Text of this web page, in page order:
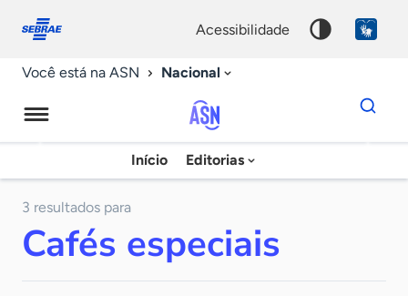
conosco
acessibilidade
Você está na ASN Nacional
Agência
Sebrae
Notícias
Início Editorias
Dados
para
chave
3 resultados para
Cafés especiais